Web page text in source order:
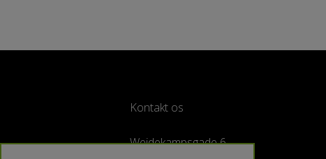
Kontakt os
Weidekampsgade 6